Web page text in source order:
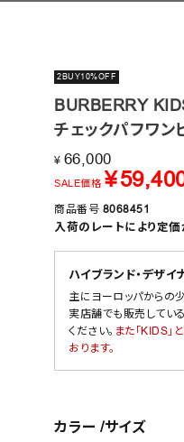
2BUY10%OFF
BURBERRY
チェックパフワン
¥ 66,000
SALE価格 ¥
商品番号 8068451
入荷のレートにより定
ハイブランド・デザ
主にヨーロッパからの
実店舗でも販売してい
ください。 また「KIDS
おります。
カラー サイズ